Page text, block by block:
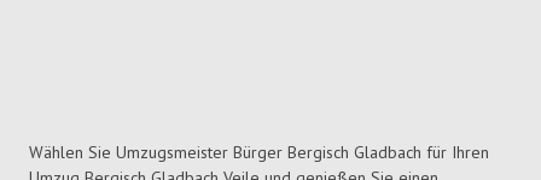
Wählen Sie Umzugsmeister Bürger Bergisch Gladbach für Ihren